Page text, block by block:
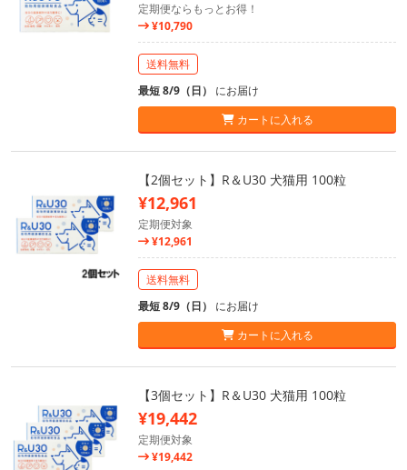
定期便ならもっとお得！
¥10,790
送料無料
最短 8/9（日） にお届け
カートに入れる
【2個セット】R＆U30 犬猫用 100粒
¥12,961
定期便対象
¥12,961
送料無料
最短 8/9（日） にお届け
カートに入れる
【3個セット】R＆U30 犬猫用 100粒
¥19,442
定期便対象
¥19,442